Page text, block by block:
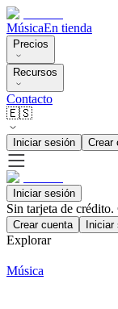
MúsicaEn tienda
Precios
Recursos
Contacto
🇪🇸
Iniciar sesión Crear
Iniciar sesión
Sin tarjeta de
Crear cuenta
Explorar
Música